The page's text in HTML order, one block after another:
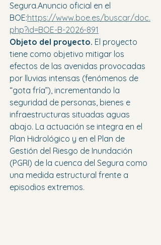
Segura.Anuncio oficial en el
BOE:https://www.boe.es/buscar/doc.
php?id=BOE-B-2026-891
Objeto del proyecto. El proyecto
tiene como objetivo mitigar los
efectos de las avenidas provocadas
por lluvias intensas (fenómenos de
“gota fría”), incrementando la
seguridad de personas, bienes e
infraestructuras situadas aguas
abajo. La actuación se integra en el
Plan Hidrológico y en el Plan de
Gestión del Riesgo de Inundación
(PGRI) de la cuenca del Segura como
una medida estructural frente a
episodios extremos.